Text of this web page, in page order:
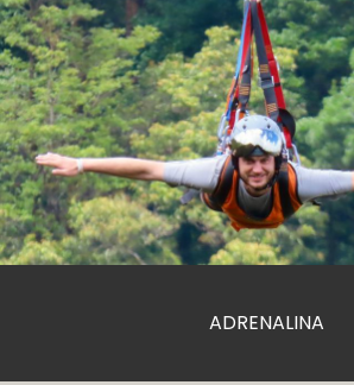
ADRENALINA